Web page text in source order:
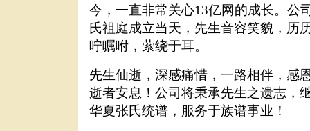
今，一直非常关心13亿网的成长。公
氏祖庭成立当天，先生音容笑貌，历
咛嘱咐，萦绕于耳。
先生仙逝，深感痛惜，一路相伴，感
逝者安息！公司将秉承先生之遗志，
华夏张氏统谱，服务于族谱事业！